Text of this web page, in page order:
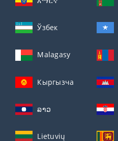
Ўзбек
Malagasy
Кыргызча
ລາວ
Lietuvių